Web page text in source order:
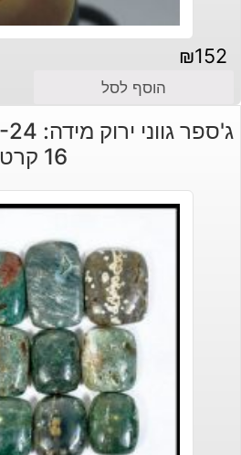
₪152
הוסף לסל
16 קרט